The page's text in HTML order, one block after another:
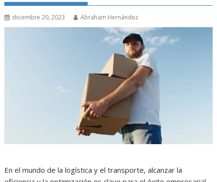
diciembre 20, 2023 Abraham Hernández
En el mundo de la logística y el transporte, alcanzar la